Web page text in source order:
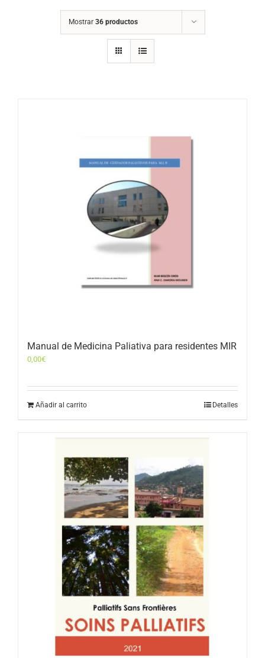
Mostrar 36 productos
Manual de Medicina Paliativa para residentes MIR
0,00€
Añadir al carrito Detalles